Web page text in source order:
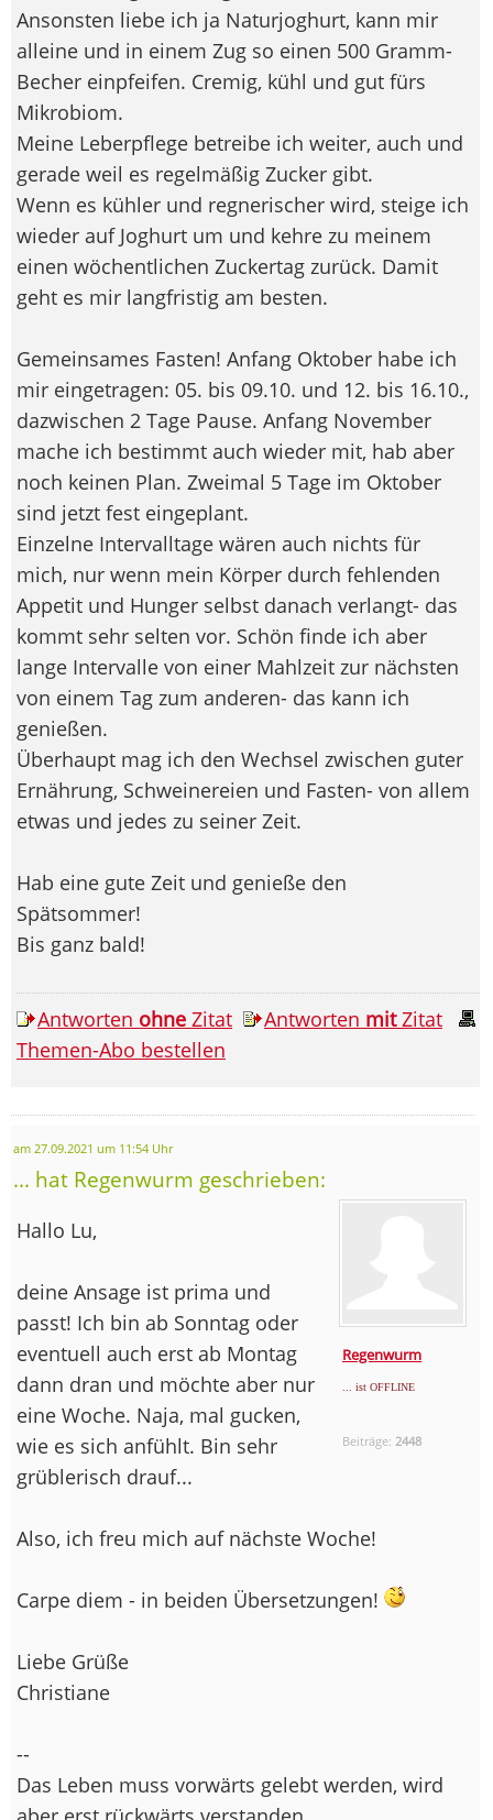
Ansonsten liebe ich ja Naturjoghurt, kann mir
alleine und in einem Zug so einen 500 Gramm-
Becher einpfeifen. Cremig, kühl und gut fürs
Mikrobiom.
Meine Leberpflege betreibe ich weiter, auch und
gerade weil es regelmäßig Zucker gibt.
Wenn es kühler und regnerischer wird, steige ich
wieder auf Joghurt um und kehre zu meinem
einen wöchentlichen Zuckertag zurück. Damit
geht es mir langfristig am besten.
Gemeinsames Fasten! Anfang Oktober habe ich
mir eingetragen: 05. bis 09.10. und 12. bis 16.10.,
dazwischen 2 Tage Pause. Anfang November
mache ich bestimmt auch wieder mit, hab aber
noch keinen Plan. Zweimal 5 Tage im Oktober
sind jetzt fest eingeplant.
Einzelne Intervalltage wären auch nichts für
mich, nur wenn mein Körper durch fehlenden
Appetit und Hunger selbst danach verlangt- das
kommt sehr selten vor. Schön finde ich aber
lange Intervalle von einer Mahlzeit zur nächsten
von einem Tag zum anderen- das kann ich
genießen.
Überhaupt mag ich den Wechsel zwischen guter
Ernährung, Schweinereien und Fasten- von allem
etwas und jedes zu seiner Zeit.
Hab eine gute Zeit und genieße den
Spätsommer!
Bis ganz bald!
Antworten ohne Zitat Antworten mitZitat
Themen-Abo bestellen
am 27.09.2021 um 11:54 Uhr
... hat Regenwurm geschrieben:
Regenwurm
... ist OFFLINE
Beiträge: 2448
Hallo Lu,
deine Ansage ist prima und
passt! Ich bin ab Sonntag oder
eventuell auch erst ab Montag
dann dran und möchte aber nur
eine Woche. Naja, mal gucken,
wie es sich anfühlt. Bin sehr
grüblerisch drauf...
Also, ich freu mich auf nächste Woche!
Carpe diem - in beiden Übersetzungen!
Liebe Grüße
Christiane
--
Das Leben muss vorwärts gelebt werden, wird